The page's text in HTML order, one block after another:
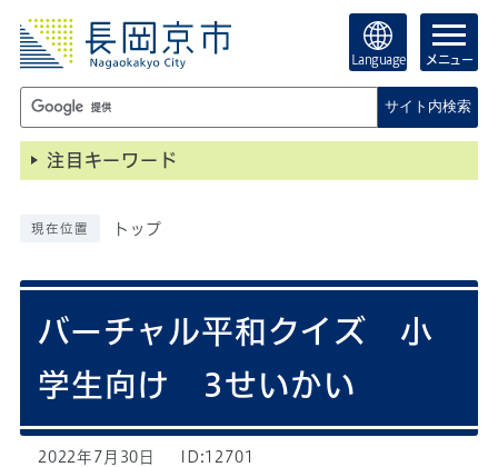
Language メニュー
サイト内検索
注目キーワード
現在位置 トップ
バーチャル平和クイズ 小
学生向け 3せいかい
2022年7月30日 ID:12701